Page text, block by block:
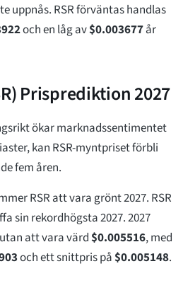
uppnås. RSR förväntas handlas
och en låg av$0.003677år
Prisprediktion 2027
ökar marknadssentimentet
kan RSR-myntpriset förbli
fem åren.
RSR att vara grönt 2027. RSR
sin rekordhögsta 2027. 2027
att vara värd$0.005516, med
och ett snittpris på$0.005148.